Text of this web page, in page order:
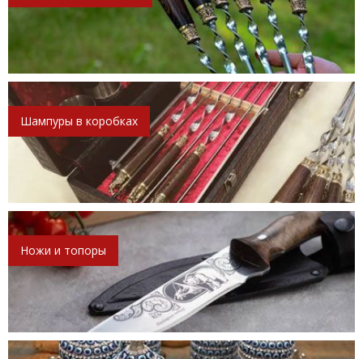
Шампуры в коробках
Ножи и топоры